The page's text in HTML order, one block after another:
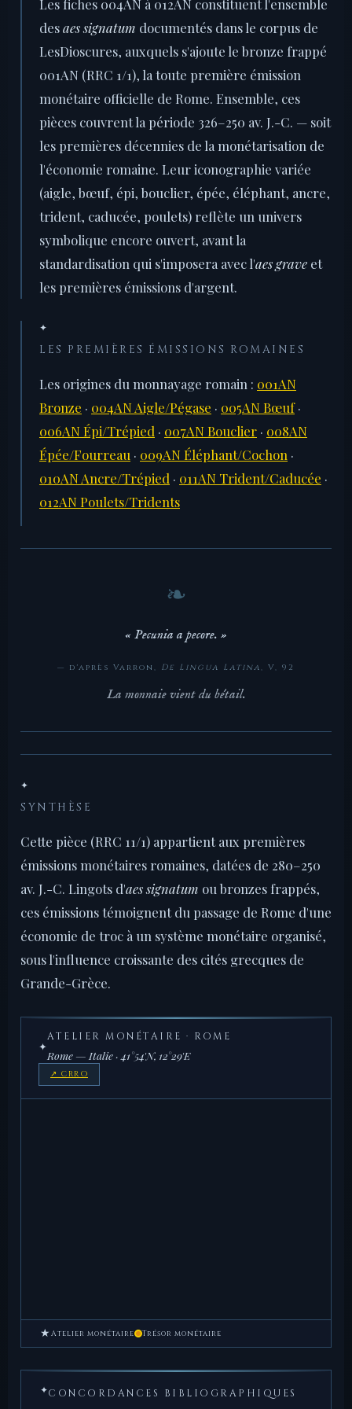
Les fiches 004AN à 012AN constituent l'ensemble
desaes signatum documentés dans le corpus de
LesDioscures, auxquels s'ajoute le bronze frappé
001AN (RRC 1/1), la toute première émission
monétaire officielle de Rome. Ensemble, ces
pièces couvrent la période 326–250 av. J.-C. — soit
les premières décennies de la monétarisation de
l'économie romaine. Leur iconographie variée
(aigle, bœuf, épi, bouclier, épée, éléphant, ancre,
trident, caducée, poulets) reflète un univers
symbolique encore ouvert, avant la
standardisation qui s'imposera avec l'aes grave et
les premières émissions d'argent.
✦
LES PREMIÈRES ÉMISSIONS ROMAINES
Les origines du monnayage romain : 001AN
Bronze · 004AN Aigle/Pégase · 005AN Bœuf·
006AN Épi/Trépied · 007AN Bouclier · 008AN
Épée/Fourreau · 009AN Éléphant/Cochon ·
010AN Ancre/Trépied · 011AN Trident/Caducée ·
012AN Poulets/Tridents
« Pecunia a pecore. »
— d'après Varron, De Lingua Latina, V, 92
La monnaie vient du bétail.
✦
SYNTHÈSE
Cette pièce (RRC 11/1) appartient aux premières
émissions monétaires romaines, datées de 280–250
av. J.-C. Lingots d'aes signatum ou bronzes frappés,
ces émissions témoignent du passage de Rome d'une
économie de troc à un système monétaire organisé,
sous l'influence croissante des cités grecques de
Grande-Grèce.
✦
ATELIER MONÉTAIRE · ROME
Rome — Italie · 41°54'N, 12°29'E
↗ CRRO
★ Atelier monétaire Trésor monétaire
✦CONCORDANCES BIBLIOGRAPHIQUES